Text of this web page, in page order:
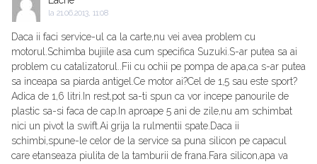
la 21.06.2013, 11:08
Daca ii faci service-ul ca la carte,nu vei avea problem cu
motorul.Schimba bujiile asa cum specifica Suzuki.S-ar putea sa ai
problem cu catalizatorul..Fii cu ochii pe pompa de apa,ca s-ar putea
sa inceapa sa piarda antigel.Ce motor ai?Cel de 1,5 sau este sport?
Adica de 1,6 litri.In rest,pot sa-ti spun ca vor incepe panourile de
plastic sa-si faca de cap.In aproape 5 ani de zile,nu am schimbat
nici un pivot la swift.Ai grija la rulmentii spate.Daca ii
schimbi,spune-le celor de la service sa puna silicon pe capacul
care etanseaza piulita de la tamburii de frana.Fara silicon,apa va